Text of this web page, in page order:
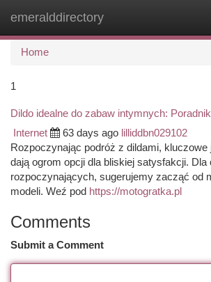
emeralddirectory
Home
1
Dildo idealne do zabaw intymnych:
Internet 63 days ago lilliddbn029102
Rozpoczynając podróż z dildami,
dają ogrom opcji dla bliskiej satysfakcji. Dla
rozpoczynających, sugerujemy zacząć od
modeli. Weź pod https://motogratka.pl
Comments
Submit a Comment